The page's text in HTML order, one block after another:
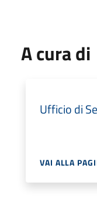
A cura di
Ufficio di
VAI ALLA